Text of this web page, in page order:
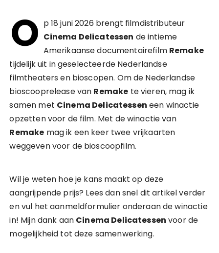
O p 18 juni 2026 brengt filmdistributeur
Cinema Delicatessen de intieme
Amerikaanse documentairefilm Remake
tijdelijk uit in geselecteerde Nederlandse
filmtheaters en bioscopen. Om de Nederlandse
bioscooprelease van Remake te vieren, mag ik
samen met Cinema Delicatessen een winactie
opzetten voor de film. Met de winactie van
Remake mag ik een keer twee vrijkaarten
weggeven voor de bioscoopfilm.
Wil je weten hoe je kans maakt op deze
aangrijpende prijs? Lees dan snel dit artikel verder
en vul het aanmeldformulier onderaan de winactie
in! Mijn dank aan Cinema Delicatessen voor de
mogelijkheid tot deze samenwerking.